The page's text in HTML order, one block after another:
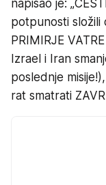
napisao je:
potpunosti
PRIMIRJE
Izrael i Iran
poslednje
rat smatrati